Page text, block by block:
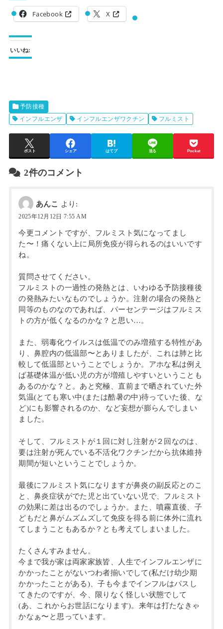
Facebook X
いいね:
予防接種
インフルエンザ
インフルエンザワクチン フルミスト
ポスト シェア はてブ 送る Pocket
2件のコメント
あんこ より:
2025年12月12日 7:55 AM
今更コメントですが、フルミスト気になってまし
た〜！痛くない上に局所免疫が得られるのはいいです
ね。
質問させてください。
フルミストの一過性の発熱とは、いわゆる予防接種後
の発熱みたいなものでしょうか。注射の場合の発熱と
同等のものなのであれば、パーセンテージはフルミス
トの方が低くなるのかな？と思い…。
また、弱毒化ウイルスは低温でのみ増殖する特性があ
り、鼻腔内の低温部〜とありましたが、これは肺と比
較して低温部ということでしょうか。アホな私は例え
ば基礎体温が低い児の方が増殖しやすいということも
あるのかな？と。あと究極、直前まで晒されていた外
気温(とても寒い中(または酷暑の中)待っていた後、な
ど)にも影響されるのか、など妄想が膨らんでしまい
ました。
そして、フルミストが１回に対し注射が２回なのは、
要は注射が死んでいる不活化ワクチンだから抗体維持
期間が短いということでしょうか。
最後にフルミスト気になりますが鼻炎の副反応とのこ
と、鼻炎症状がでた児と出ていない児で、フルミスト
の効果に差は出るのでしょうか。また、噴霧直後、子
どもだと鼻がムズムズして免疫を得る前に体外に流れ
てしまうこともあるか？とも考えてしまいました。
たくさんすみません。
今まで我が家は両家家族皆、人生でインフルエンザに
かかったことがないつわ者揃いでして(私だけ幼少期
かかったことがある)、子も今までインフルはパスし
てきたのですが、今、限りなく怪しい状態でして
(あ、これからお世話になります)。来年は打たなきゃ
かなぁ〜と思っています。